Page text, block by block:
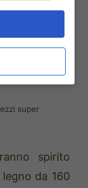
super
spirito
da 160